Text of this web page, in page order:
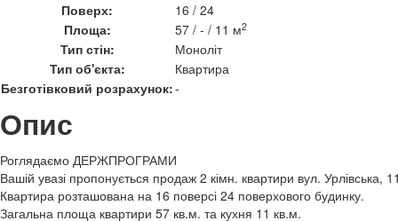
Поверх:
16 / 24
Площа:
57 / - / 11 м2
Тип стін:
Моноліт
Тип об'єкта:
Квартира
Безготівковий розрахунок:-
Опис
Роглядаємо ДЕРЖПРОГРАМИ
Вашій увазі пропонується продаж 2 кімн. квартири вул.
Квартира розташована на 16 поверсі 24 поверхового будинку.
Загальна площа квартири 57 кв.м. та кухня 11 кв.м.